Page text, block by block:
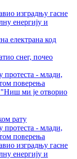
изградњу гасне
енергију и
електрана код
снег, почео
протеста - млади,
поверења
ми је отворио
рату
протеста - млади,
поверења
изградњу гасне
енергију и